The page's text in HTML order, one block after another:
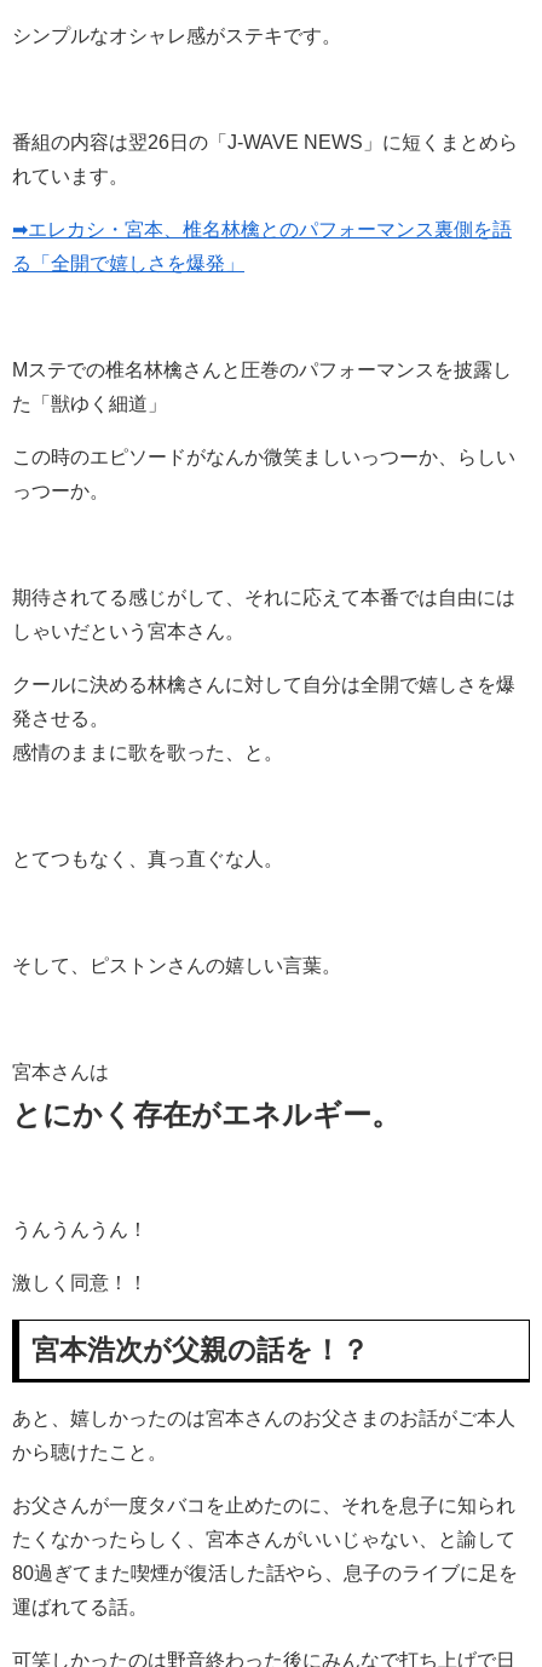
シンプルなオシャレ感がステキです。
番組の内容は翌26日の「J-WAVE NEWS」に短くまとめら
れています。
➡エレカシ・宮本、椎名林檎とのパフォーマンス裏側を語
る「全開で嬉しさを爆発」
Mステでの椎名林檎さんと圧巻のパフォーマンスを披露し
た「獣ゆく細道」
この時のエピソードがなんか微笑ましいっつーか、らしい
っつーか。
期待されてる感じがして、それに応えて本番では自由には
しゃいだという宮本さん。
クールに決める林檎さんに対して自分は全開で嬉しさを爆
発させる。
感情のままに歌を歌った、と。
とてつもなく、真っ直ぐな人。
そして、ピストンさんの嬉しい言葉。
宮本さんは
とにかく存在がエネルギー。
うんうんうん！
激しく同意！！
宮本浩次が父親の話を！？
あと、嬉しかったのは宮本さんのお父さまのお話がご本人
から聴けたこと。
お父さんが一度タバコを止めたのに、それを息子に知られ
たくなかったらしく、宮本さんがいいじゃない、と諭して
80過ぎてまた喫煙が復活した話やら、息子のライブに足を
運ばれてる話。
可笑しかったのは野音終わった後にみんなで打ち上げで日